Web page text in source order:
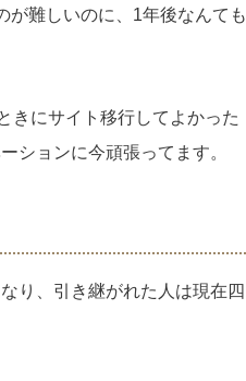
が難しいのに、1年後なんても
きにサイト移行してよかった
ションに今頑張ってます。
り、引き継がれた人は現在四